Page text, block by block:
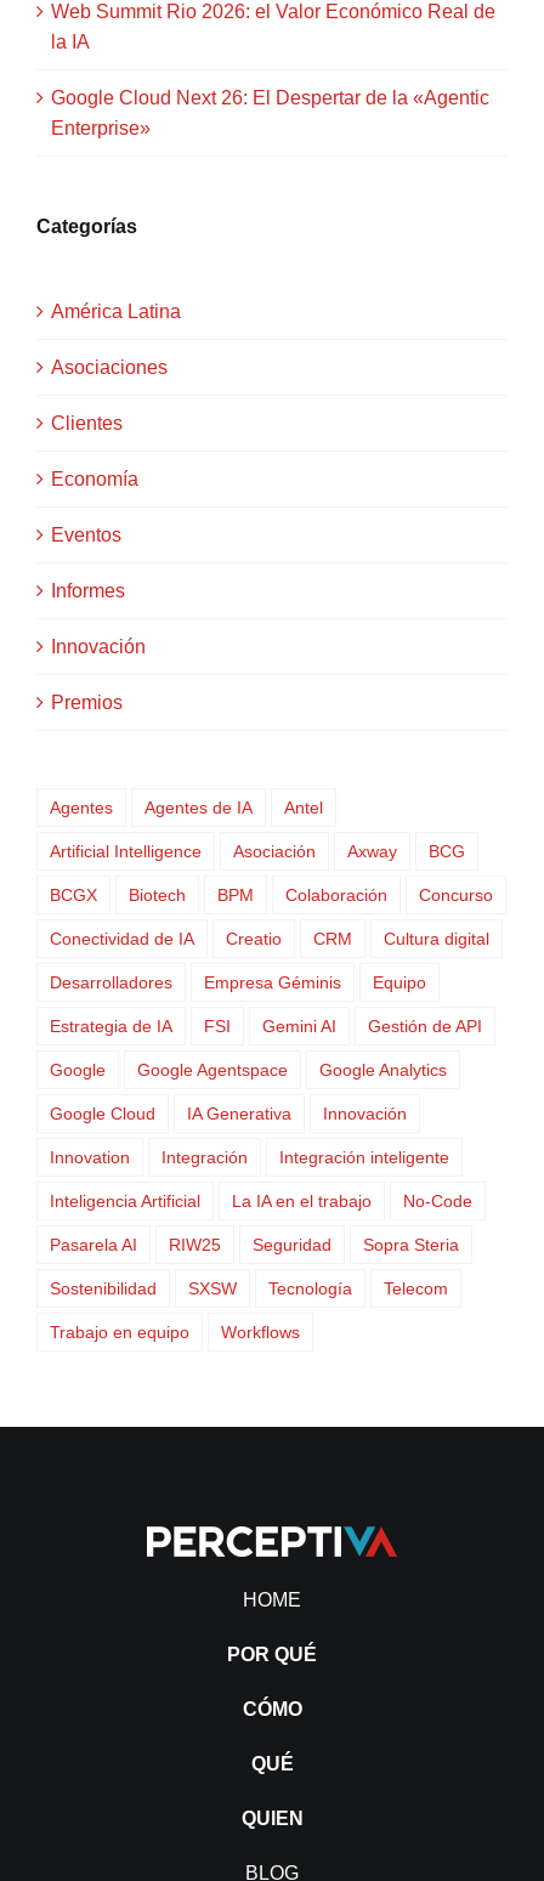
Web Summit Rio 2026: el Valor Económico Real de
la IA
Google Cloud Next 26: El Despertar de la «Agentic
Enterprise»
Categorías
América Latina
Asociaciones
Clientes
Economía
Eventos
Informes
Innovación
Premios
Agentes Agentes de IA Antel
Artificial Intelligence Asociación Axway BCG
BCGX Biotech BPM Colaboración Concurso
Conectividad de IA Creatio CRM Cultura digital
Desarrolladores Empresa Géminis Equipo
Estrategia de IA FSI Gemini AI Gestión de API
Google Google Agentspace Google Analytics
Google Cloud IA Generativa Innovación
Innovation Integración Integración inteligente
Inteligencia Artificial La IA en el trabajo No-Code
Pasarela AI RIW25 Seguridad Sopra Steria
Sostenibilidad SXSW Tecnología Telecom
Trabajo en equipo Workflows
HOME
POR QUÉ
CÓMO
QUÉ
QUIEN
BLOG